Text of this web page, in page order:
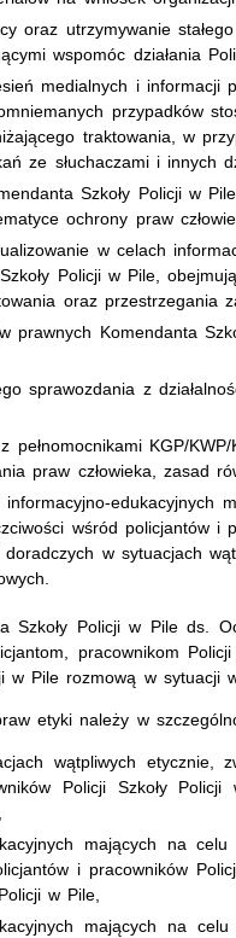
oraz utrzymywanie
wspomóc działania
medialnych i informacji
przypadków
traktowania, w
ze słuchaczami i innych
Szkoły Policji w
ochrony praw
w celach
Policji w Pile,
oraz przestrzegania
prawnych Komendanta
sprawozdania z
pełnomocnikami KGP/
praw człowieka, zasad
informacyjno-edukacyjnych
wśród policjantów i
w sytuacjach
Szkoły Policji w Pile ds.
pracownikom
w Pile rozmową w sytuacji
etyki należy w
wątpliwych etycznie,
Policji Szkoły
mających na
i pracowników
w Pile,
mających na